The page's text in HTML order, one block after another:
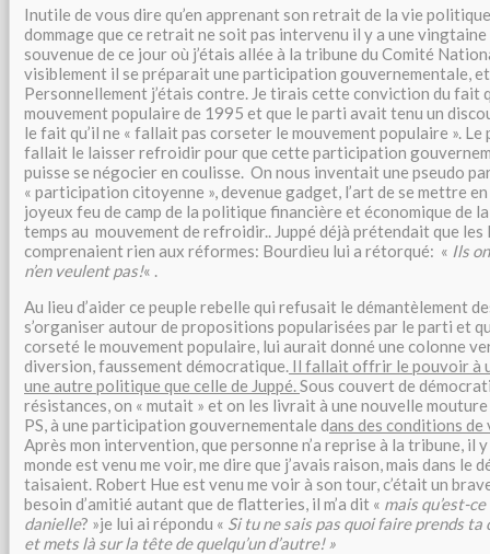
Inutile de vous dire qu’en apprenant son retrait de la vie
dommage que ce retrait ne soit pas intervenu il y a une vingtaine
souvenue de ce jour où j’étais allée à la tribune du Comité
visiblement il se préparait une participation gouvernementale,
Personnellement j’étais contre. Je tirais cette conviction du fait
mouvement populaire de 1995 et que le parti avait tenu un
le fait qu’il ne « fallait pas corseter le mouvement populaire ».
fallait le laisser refroidir pour que cette participation
puisse se négocier en coulisse. On nous inventait une pseudo
« participation citoyenne », devenue gadget, l’art de se mettre
joyeux feu de camp de la politique financière et économique de
temps au mouvement de refroidir.. Juppé déjà prétendait que les
comprenaient rien aux réformes: Bourdieu lui a rétorqué: « Ils
n’en veulent pas!« .
Au lieu d’aider ce peuple rebelle qui refusait le démantèlement
s’organiser autour de propositions popularisées par le parti et
corseté le mouvement populaire, lui aurait donné une colonne
diversion, faussement démocratique. Il fallait offrir le pouvoir à
une autre politique que celle de Juppé.Sous couvert de
résistances, on « mutait » et on les livrait à une nouvelle
PS, à une participation gouvernementale dans des conditions
Après mon intervention, que personne n’a reprise à la tribune, il
monde est venu me voir, me dire que j’avais raison, mais dans le
taisaient. Robert Hue est venu me voir à son tour, c’était un
besoin d’amitié autant que de flatteries, il m’a dit « mais qu’est-
danielle? »je lui ai répondu « Si tu ne sais pas quoi faire prends
et mets là sur la tête de quelqu’un d’autre! »